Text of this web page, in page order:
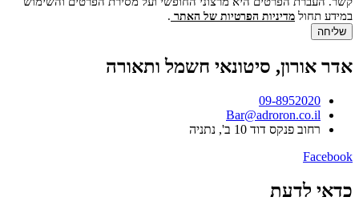
במידע תחול מדיניות הפרטיות של האתר .
שליחה
אדר אורון, סיטונאי חשמל ותאורה
09-8952020
Bar@adroron.co.il
רחוב פנקס דוד 10 ב', נתניה
Facebook
כדאי לדעת